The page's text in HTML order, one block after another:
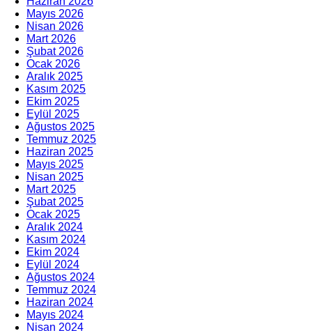
Mayıs 2026
Nisan 2026
Mart 2026
Şubat 2026
Ocak 2026
Aralık 2025
Kasım 2025
Ekim 2025
Eylül 2025
Ağustos 2025
Temmuz 2025
Haziran 2025
Mayıs 2025
Nisan 2025
Mart 2025
Şubat 2025
Ocak 2025
Aralık 2024
Kasım 2024
Ekim 2024
Eylül 2024
Ağustos 2024
Temmuz 2024
Haziran 2024
Mayıs 2024
Nisan 2024